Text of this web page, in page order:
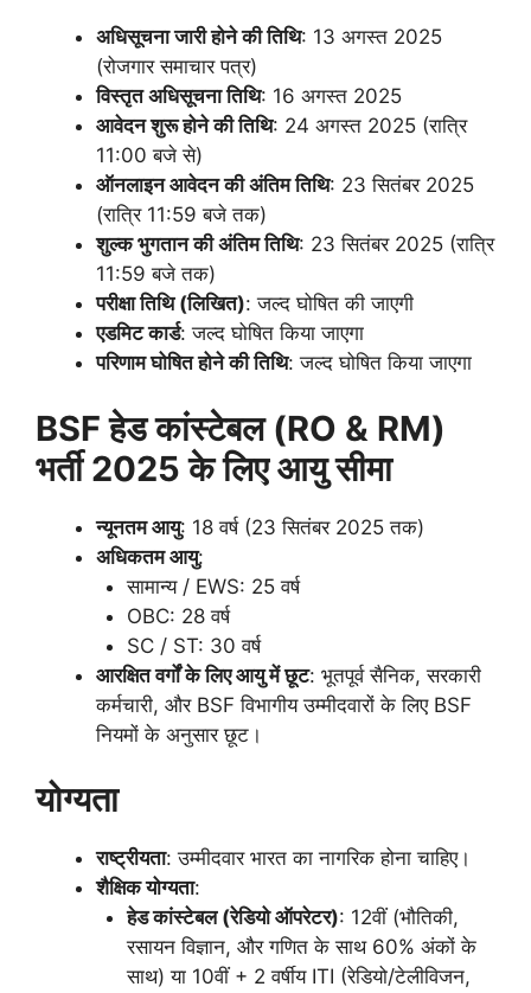
अधिसूचना जारी होने की तिथि: 13 अगस्त 2025
(रोजगार समाचार पत्र)
विस्तृत अधिसूचना तिथि: 16 अगस्त 2025
आवेदन शुरू होने की तिथि: 24 अगस्त 2025 (रात्रि
11:00 बजे से)
ऑनलाइन आवेदन की अंतिम तिथि: 23 सितंबर 2025
(रात्रि 11:59 बजे तक)
शुल्क भुगतान की अंतिम तिथि: 23 सितंबर 2025 (रात्रि
11:59 बजे तक)
परीक्षा तिथि (लिखित): जल्द घोषित की जाएगी
एडमिट कार्ड: जल्द घोषित किया जाएगा
परिणाम घोषित होने की तिथि: जल्द घोषित किया जाएगा
BSFहेड कांस्टेबल (RO & RM)
भर्ती2025के लिए आयु सीमा
न्यूनतम आयु: 18 वर्ष (23 सितंबर 2025 तक)
अधिकतम आयु:
सामान्य / EWS: 25 वर्ष
OBC: 28 वर्ष
SC / ST: 30 वर्ष
आरक्षित वर्गों के लिए आयु में छूट: भूतपूर्व सैनिक, सरकारी
कर्मचारी, और BSF विभागीय उम्मीदवारों के लिए BSF
नियमों के अनुसार छूट।
योग्यता
राष्ट्रीयता: उम्मीदवार भारत का नागरिक होना चाहिए।
शैक्षिक योग्यता:
हेड कांस्टेबल (रेडियो ऑपरेटर): 12वीं (भौतिकी,
रसायन विज्ञान, और गणित के साथ 60% अंकों के
साथ) या 10वीं + 2 वर्षीय ITI (रेडियो/टेलीविजन,